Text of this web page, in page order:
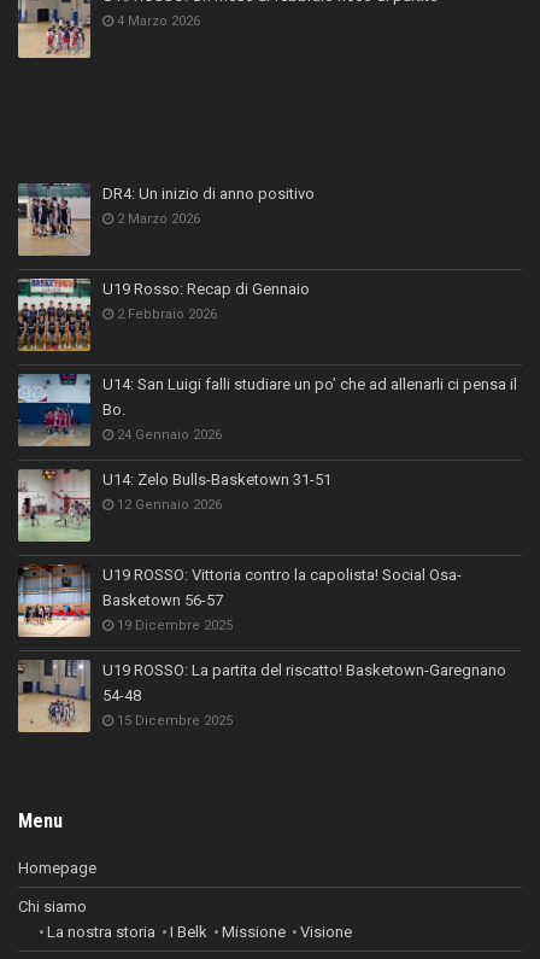
4 Marzo 2026
DR4: Un inizio di anno positivo
2 Marzo 2026
U19 Rosso: Recap di Gennaio
2 Febbraio 2026
U14: San Luigi falli studiare un po’ che ad allenarli ci pensa il
Bo.
24 Gennaio 2026
U14: Zelo Bulls-Basketown 31-51
12 Gennaio 2026
U19 ROSSO: Vittoria contro la capolista! Social Osa-
Basketown 56-57
19 Dicembre 2025
U19 ROSSO: La partita del riscatto! Basketown-Garegnano
54-48
15 Dicembre 2025
Menu
Homepage
Chi siamo
La nostra storia
I Belk Missione Visione